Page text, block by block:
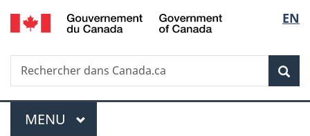
Passer
au
principal
Passer
à
Au
du
Passer
à
version
simplifiée
de
la
EN
Recherche
Rechercher
dans
Menu
MENU PRINCIPAL